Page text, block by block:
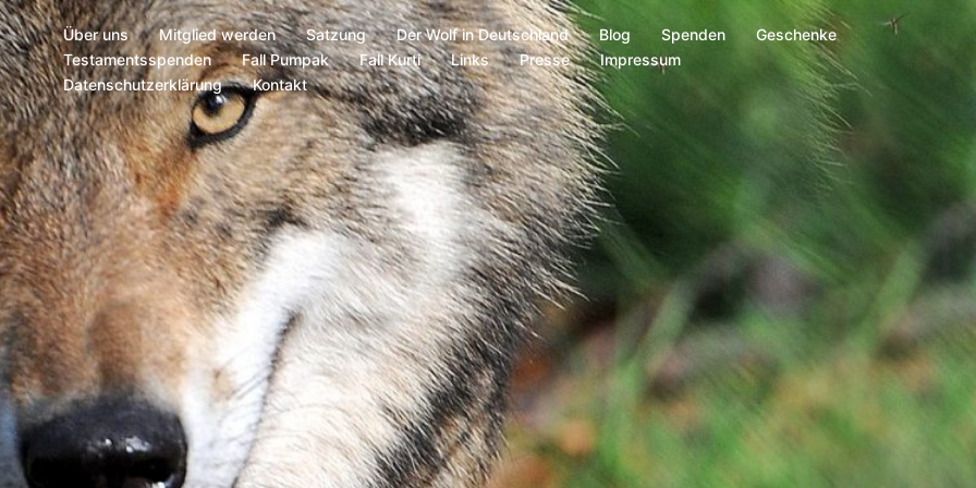
Über uns Mitglied werden Satzung Der Wolf in Deutschland Blog Spenden
Geschenke
Testamentsspenden
Fall Pumpak Fall Kurti Links Presse
Impressum
Datenschutzerklärung
Kontakt